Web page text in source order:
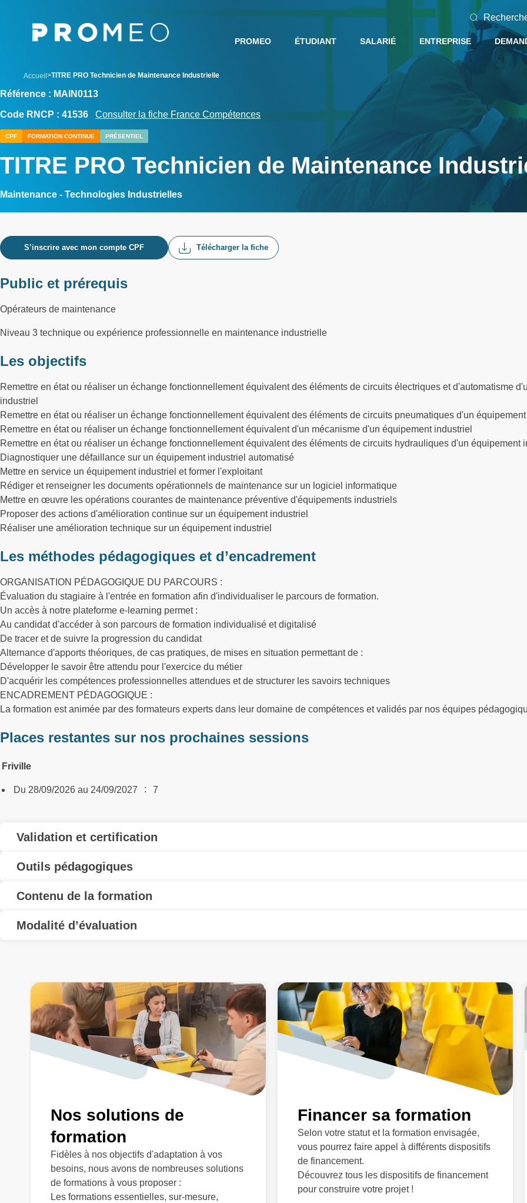
PROMEO ÉTUDIANT SALARIÉ ENTREPRISE
Accueil TITRE PRO Technicien de Maintenance Industrielle
Référence : MAIN0113
Code RNCP : 41536 Consulter la fiche France Compétences
CPF FORMATION CONTINUE PRÉSENTIEL
TITRE PRO Technicien de Maintenance
Maintenance - Technologies Industrielles
S’inscrire avec mon compte CPF Télécharger la fiche
Public et prérequis
Opérateurs de maintenance
Niveau 3 technique ou expérience professionnelle en maintenance industrielle
Les objectifs
Remettre en état ou réaliser un échange fonctionnellement équivalent des éléments de circuits électriques et d'automatisme
industriel
Remettre en état ou réaliser un échange fonctionnellement équivalent des éléments de circuits pneumatiques d'un
Remettre en état ou réaliser un échange fonctionnellement équivalent d'un mécanisme d'un équipement industriel
Remettre en état ou réaliser un échange fonctionnellement équivalent des éléments de circuits hydrauliques d'un équipement
Diagnostiquer une défaillance sur un équipement industriel automatisé
Mettre en service un équipement industriel et former l'exploitant
Rédiger et renseigner les documents opérationnels de maintenance sur un logiciel informatique
Mettre en œuvre les opérations courantes de maintenance préventive d'équipements industriels
Proposer des actions d'amélioration continue sur un équipement industriel
Réaliser une amélioration technique sur un équipement industriel
Les méthodes pédagogiques et d’encadrement
ORGANISATION PÉDAGOGIQUE DU PARCOURS :
Évaluation du stagiaire à l'entrée en formation afin d'individualiser le parcours de formation.
Un accès à notre plateforme e-learning permet :
Au candidat d'accéder à son parcours de formation individualisé et digitalisé
De tracer et de suivre la progression du candidat
Alternance d'apports théoriques, de cas pratiques, de mises en situation permettant de :
Développer le savoir être attendu pour l'exercice du métier
D'acquérir les compétences professionnelles attendues et de structurer les savoirs techniques
ENCADREMENT PÉDAGOGIQUE :
La formation est animée par des formateurs experts dans leur domaine de compétences et validés par nos équipes
Places restantes sur nos prochaines sessions
Friville
Du 28/09/2026 au 24/09/2027 : 7
Validation et certification
Outils pédagogiques
Contenu de la formation
Modalité d’évaluation
Nos solutions de
formation
Fidèles à nos objectifs d'adaptation à vos
besoins, nous avons de nombreuses solutions
de formations à vous proposer :
Les formations essentielles, sur-mesure,
Financer sa formation
Selon votre statut et la formation envisagée,
vous pourrez faire appel à différents dispositifs
de financement.
Découvrez tous les dispositifs de financement
pour construire votre projet !